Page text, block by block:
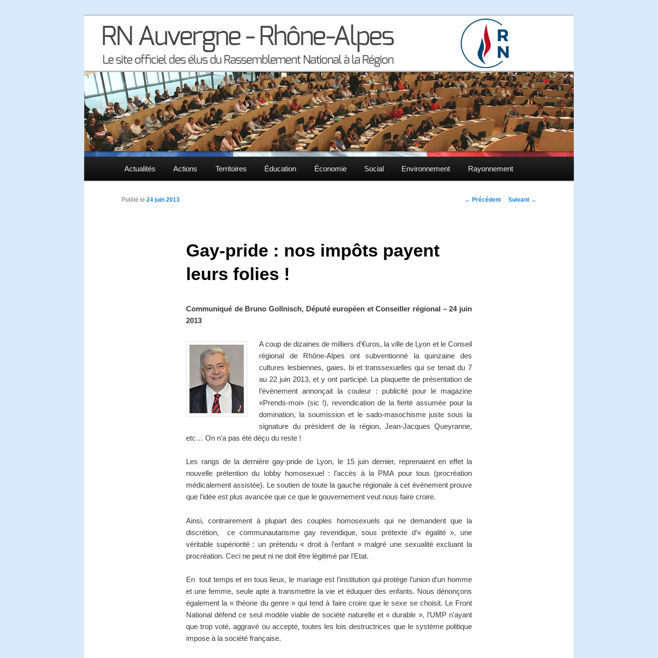
RN Auvergne – Rhône-Alpes
Aller au contenu principal
Aller au contenu secondaire
Actualités Actions Territoires Éducation Économie Social Environnement Rayonnement
Navigation des
← Précédent Suivant →
Gay-pride : nos impôts payent
leurs folies !
Publié le 24 juin 2013
Communiqué de Bruno Gollnisch, Député européen et Conseiller régional – 24 juin
2013
A coup de dizaines de milliers d’€uros, la ville de Lyon et le Conseil
régional de Rhône-Alpes ont subventionné la quinzaine des
cultures lesbiennes, gaies, bi et transsexuelles qui se tenait du 7
au 22 juin 2013, et y ont participé. La plaquette de présentation de
l’évènement annonçait la couleur : publicité pour le magazine
«Prends-moi» (sic !), revendication de la fierté assumée pour la
domination, la soumission et le sado-masochisme juste sous la
signature du président de la région, Jean-Jacques Queyranne,
etc… On n’a pas été déçu du reste !
Les rangs de la dernière gay-pride de Lyon, le 15 juin dernier, reprenaient en effet la
nouvelle prétention du lobby homosexuel : l’accès à la PMA pour tous (procréation
médicalement assistée). Le soutien de toute la gauche régionale à cet évènement prouve
que l’idée est plus avancée que ce que le gouvernement veut nous faire croire.
Ainsi, contrairement à plupart des couples homosexuels qui ne demandent que la
discrétion, ce communautarisme gay revendique, sous prétexte d’« égalité », une
véritable supériorité : un prétendu « droit à l’enfant » malgré une sexualité excluant la
procréation. Ceci ne peut ni ne doit être légitimé par l’Etat.
En tout temps et en tous lieux, le mariage est l’institution qui protège l’union d’un homme
et une femme, seule apte à transmettre la vie et éduquer des enfants. Nous dénonçons
également la « théorie du genre » qui tend à faire croire que le sexe se choisit. Le Front
National défend ce seul modèle viable de société naturelle et « durable », l’UMP n’ayant
que trop voté, aggravé ou accepté, toutes les lois destructrices que le système politique
impose à la société française.